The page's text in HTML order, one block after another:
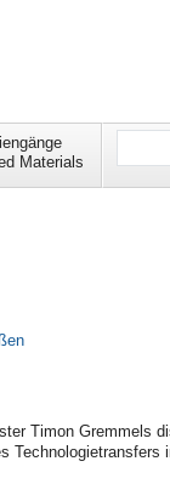
Materials
Timon Gremmels
Technologietransfers